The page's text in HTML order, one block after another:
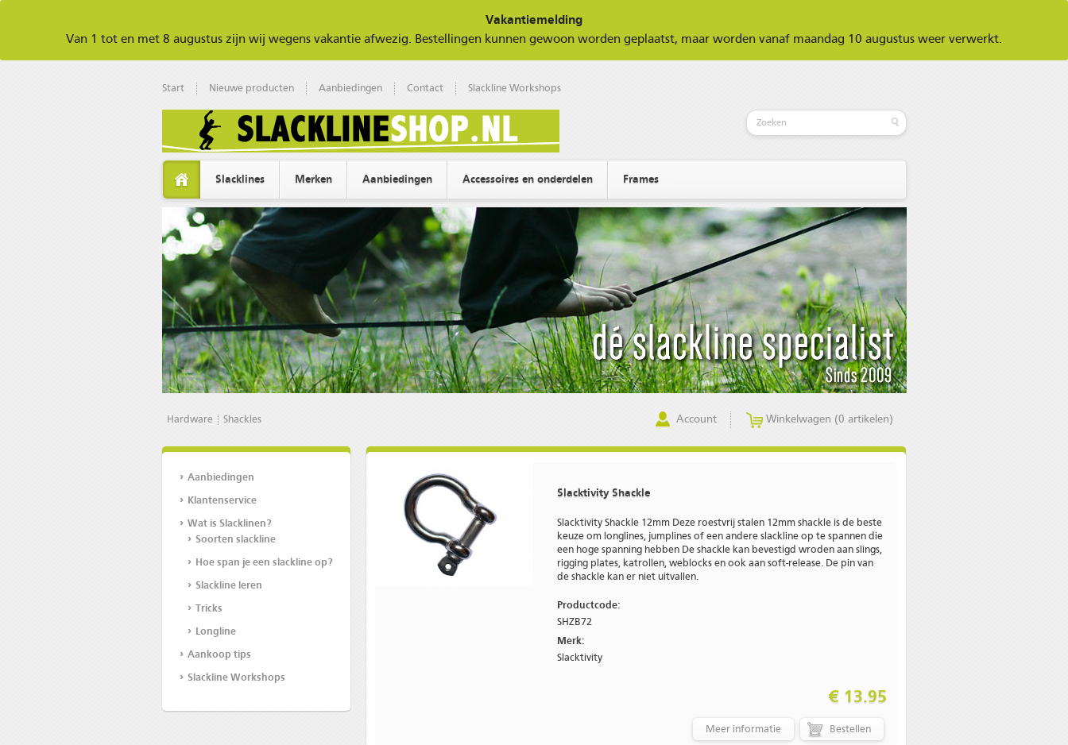
Vakantiemelding
Van 1 tot en met 8 augustus zijn wij wegens vakantie afwezig. Bestellingen kunnen gewoon worden geplaatst, maar worden vanaf maandag 10 augustus weer verwerkt.
Start Nieuwe producten Aanbiedingen Contact Slackline Workshops
Slacklines Merken Aanbiedingen Accessoires en onderdelen Frames
Hardware Shackles Account Winkelwagen (0 artikelen)
Aanbiedingen
Klantenservice
Wat is Slacklinen?
Soorten slackline
Hoe span je een slackline op?
Slackline leren
Tricks
Longline
Aankoop tips
Slackline Workshops
Slacktivity Shackle
Slacktivity Shackle 12mm Deze roestvrij stalen 12mm shackle is de beste
keuze om longlines, jumplines of een andere slackline op te spannen die
een hoge spanning hebben De shackle kan bevestigd wroden aan slings,
rigging plates, katrollen, weblocks en ook aan soft-release. De pin van
de shackle kan er niet uitvallen.
Productcode:
SHZB72
Merk:
Slacktivity
€ 13.95
Meer informatie